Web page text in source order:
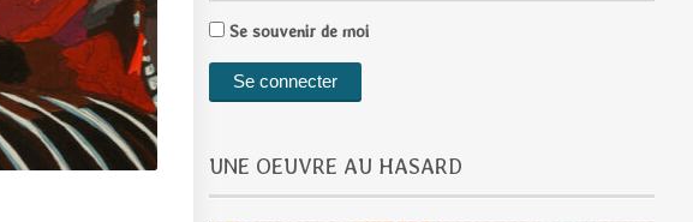
Se souvenir de moi
UNE OEUVRE AU HASARD